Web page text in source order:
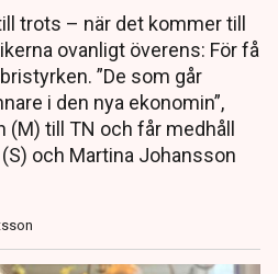
trots – när det kommer till
ovanligt överens: För få
”De som går
i den nya ekonomin”,
(M) till TN och får medhåll
och Martina Johansson